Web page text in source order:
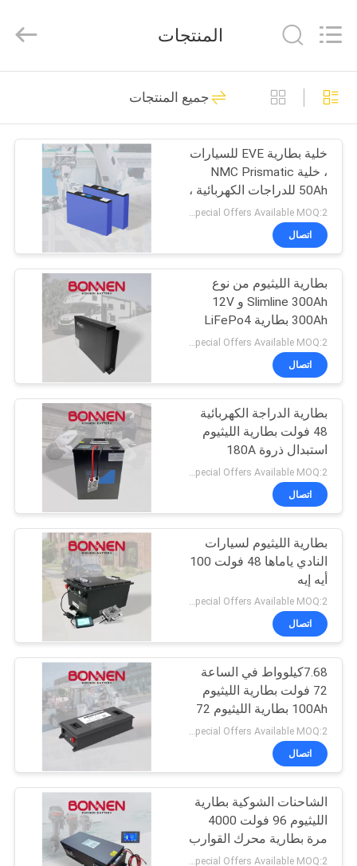
منزل
المنتجات
حول
جولة
المعمل
ضبط
الجودة
اتصل
أخبار
خريطة
الموقع
سياسة
الخصوصية
Technology
Rights
بطارية الليثيوم
للقوارب
36
بطارية الليثيوم EV
24
تخزين البطارية
التجاري
20
بطارية الليثيوم 96
فولت
10
بطارية الليثيوم 72
فولت
8
المنتجات
جميع المنتجات
خلية بطارية EVE للسيارات
، خلية NMC Prismatic
50Ah للدراجات الكهربائية ،
الدراجات النارية ، عربات
الغولف ، UTV
Special Offers Available MOQ:2 وحدة
اتصال
بطارية الليثيوم من نوع
Slimline 300Ah و 12V
300Ah بطارية LiFePo4
للبطارية للكرافان
اتصال
بطارية الدراجة الكهربائية
48 فولت بطارية الليثيوم
استبدال ذروة 180A
للسيارات الكهربائية
اتصال
بطارية الليثيوم لسيارات
النادي ياماها 48 فولت 100
أيه إيه
Special Offers Available MOQ:2 وحدة
اتصال
7.68كيلوواط في الساعة
72 فولت بطارية الليثيوم
100Ah بطارية الليثيوم 72
فولت لسيارات الغولف
عالية الجهد
Special Offers Available MOQ:2 وحدة
اتصال
الشاحنات الشوكية بطارية
الليثيوم 96 فولت 4000
مرة بطارية محرك القوارب
الكهربائية للسيارات